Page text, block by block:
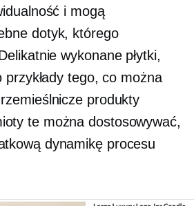
i mogą
dotyk, którego
wykonane płytki,
przykłady tego, co można
produkty
te można dostosowywać,
dynamikę procesu